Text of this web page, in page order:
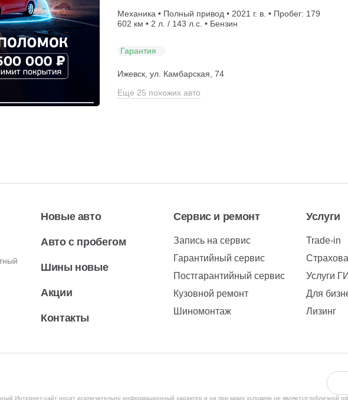
Механика • Полный привод • 2021 г. в. • Пробег: 179
602 км • 2 л. / 143 л.с. • Бензин
Гарантия
Ижевск, ул. Камбарская, 74
Еще 25 похожих авто
Новые авто
Авто с пробегом
Шины новые
Акции
Контакты
Сервис и ремонт
Запись на сервис
Гарантийный сервис
Постгарантийный сервис
Кузовной ремонт
Шиномонтаж
Услуги
Trade-in
Услуги
Для
Лизинг
Интернет-сайт носит исключительно информационный характер и ни при каких условиях не является публичной